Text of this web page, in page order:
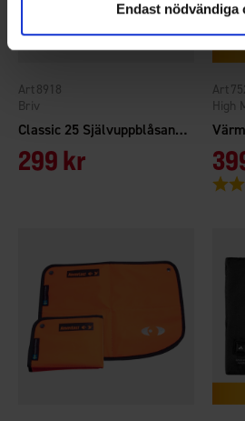
Endast nödvändiga
Classic 25 Självuppblåsande Liggunderlag
Briv
8918
299 kr
High
Betyg: